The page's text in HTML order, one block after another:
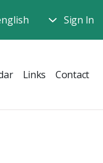
Sign In
Links Contact